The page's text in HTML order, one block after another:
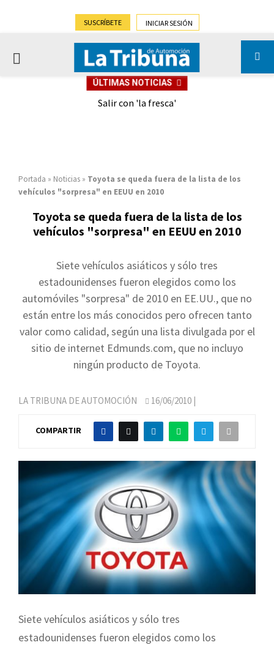
SUSCRÍBETE INICIAR SESIÓN
PRIMARY
ÚLTIMAS NOTICIAS
Salir con 'la fresca'
Portada » Noticias » Toyota se queda fuera de la lista de los
vehículos "sorpresa" en EEUU en 2010
Toyota se queda fuera de la lista de los
vehículos "sorpresa" en EEUU en 2010
Siete vehículos asiáticos y sólo tres
estadounidenses fueron elegidos como los
automóviles "sorpresa" de 2010 en EE.UU., que no
están entre los más conocidos pero ofrecen tanto
valor como calidad, según una lista divulgada por el
sitio de internet Edmunds.com, que no incluyo
ningún producto de Toyota.
LA TRIBUNA DE AUTOMOCIÓN 16/06/2010 |
COMPARTIR
Siete vehículos asiáticos y sólo tres
estadounidenses fueron elegidos como los